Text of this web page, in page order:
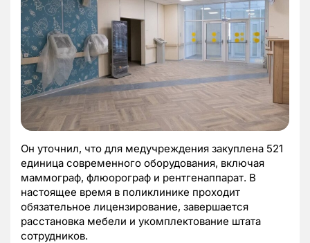
Он уточнил, что для медучреждения закуплена 521
единица современного оборудования, включая
маммограф, флюорограф и рентгенаппарат. В
настоящее время в поликлинике проходит
обязательное лицензирование, завершается
расстановка мебели и укомплектование штата
сотрудников.